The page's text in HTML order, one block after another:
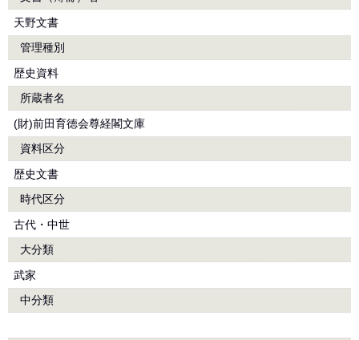
天野文書
管理種別
歴史資料
所蔵者名
(財)前田育徳会尊経閣文庫
資料区分
歴史文書
時代区分
古代・中世
大分類
武家
中分類